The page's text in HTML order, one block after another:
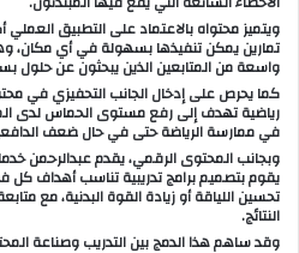
ويتميز محتواه بالاعتماد على التطبيق
تمارين يمكن تنفيذها بسهولة في أي مكان،
واسعة من المتابعين الذين يبحثون عن حلول
كما يحرص على إدخال الجانب التحفيزي في
رياضية تهدف إلى رفع مستوى الحماس لدى
في ممارسة الرياضة حتى في حال ضعف
وبجانب المحتوى الرقمي، يقدم عبدالرحمن
يقوم بتصميم برامج تدريبية تناسب أهداف كل
تحسين اللياقة أو زيادة القوة البدنية، مع
النتائج.
وقد ساهم هذا الدمج بين التدريب وصناعة